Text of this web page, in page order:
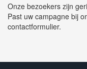
Onze bezoekers zijn
Past uw campagne bij
contactformulier.